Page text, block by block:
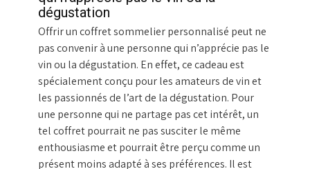
dégustation
Offrir un coffret sommelier personnalisé peut ne
pas convenir à une personne qui n’apprécie pas le
vin ou la dégustation. En effet, ce cadeau est
spécialement conçu pour les amateurs de vin et
les passionnés de l’art de la dégustation. Pour
une personne qui ne partage pas cet intérêt, un
tel coffret pourrait ne pas susciter le même
enthousiasme et pourrait être perçu comme un
présent moins adapté à ses préférences. Il est